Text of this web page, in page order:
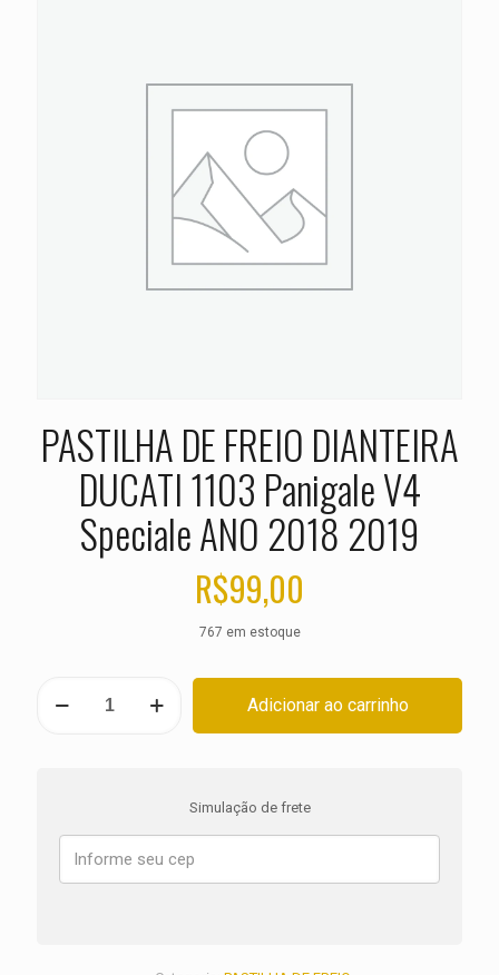
PASTILHA DE FREIO DIANTEIRA
DUCATI 1103 Panigale V4
Speciale ANO 2018 2019
R$99,00
767 em estoque
Speciale
ANO
Adicionar ao carrinho
Simulação de frete